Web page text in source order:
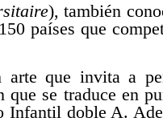
), también
países que
arte que invita a
se traduce en
Infantil doble A.